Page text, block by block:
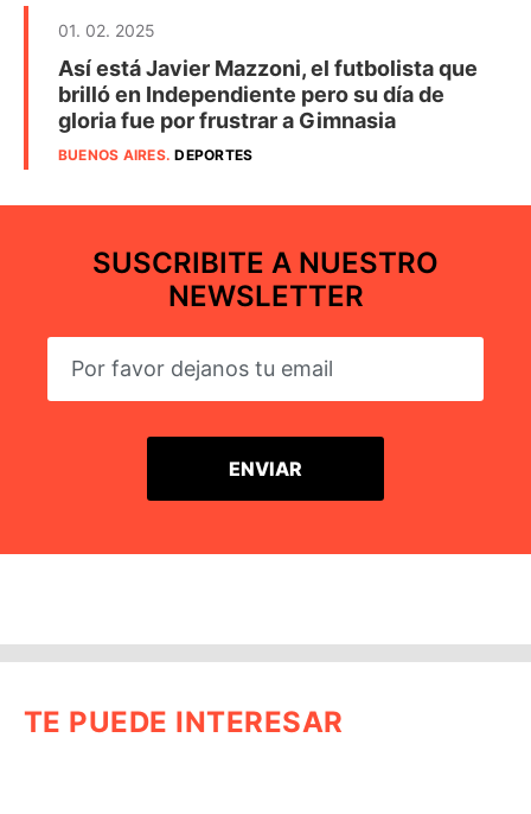
01. 02. 2025
Así está Javier Mazzoni, el futbolista que
brilló en Independiente pero su día de
gloria fue por frustrar a Gimnasia
BUENOS AIRES.DEPORTES
SUSCRIBITE A NUESTRO
NEWSLETTER
TE PUEDE INTERESAR